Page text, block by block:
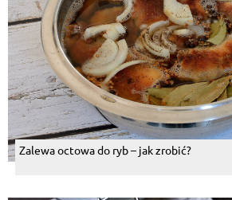
Zalewa octowa do ryb – jak zrobić?